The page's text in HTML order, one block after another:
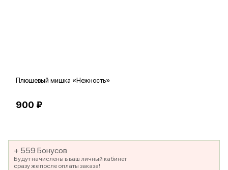
Плюшевый мишка «Нежность»
900 ₽
+ 559 Бонусов
Будут начислены в ваш личный кабинет
сразу же после оплаты заказа!